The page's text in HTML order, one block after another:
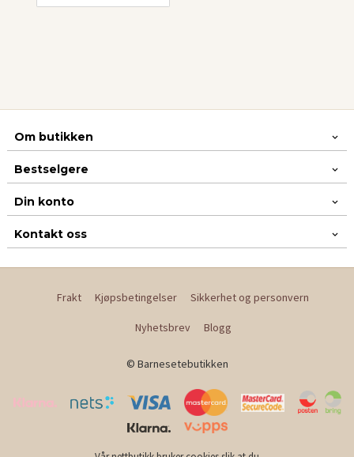
Om butikken
Bestselgere
Din konto
Kontakt oss
Frakt Kjøpsbetingelser Sikkerhet og personvern
Nyhetsbrev Blogg
© Barnesetebutikken